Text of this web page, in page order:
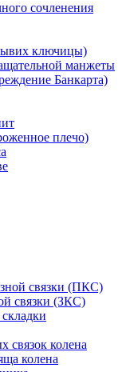
сочленения
ключицы)
манжеты
Банкарта)
плечо)
связки (ПКС)
связки (ЗКС)
связок колена
колена